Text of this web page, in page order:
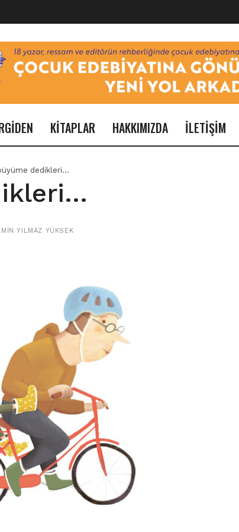
KİTAPLAR HAKKIMIZDA İLETİŞİM
dedikleri…
YILMAZ YÜKSEK